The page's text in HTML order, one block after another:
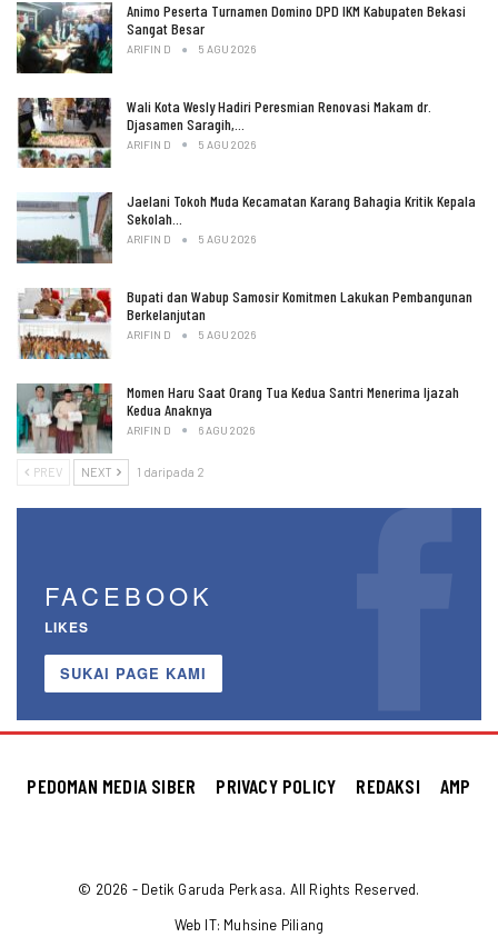
Animo Peserta Turnamen Domino DPD IKM Kabupaten Bekasi
Sangat Besar
ARIFIN D 5 AGU 2026
Wali Kota Wesly Hadiri Peresmian Renovasi Makam dr.
Djasamen Saragih,…
ARIFIN D 5 AGU 2026
Jaelani Tokoh Muda Kecamatan Karang Bahagia Kritik Kepala
Sekolah…
ARIFIN D 5 AGU 2026
Bupati dan Wabup Samosir Komitmen Lakukan Pembangunan
Berkelanjutan
ARIFIN D 5 AGU 2026
Momen Haru Saat Orang Tua Kedua Santri Menerima Ijazah
Kedua Anaknya
ARIFIN D 6 AGU 2026
PREV NEXT 1 daripada 2
FACEBOOK
LIKES
SUKAI PAGE KAMI
PEDOMAN MEDIA SIBER PRIVACY POLICY REDAKSI AMP
© 2026 - Detik Garuda Perkasa. All Rights Reserved.
Web IT: Muhsine Piliang